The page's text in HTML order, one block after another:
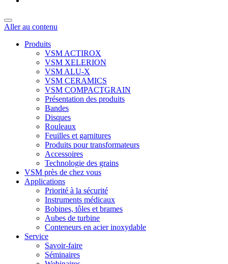
Aller au contenu
Produits
VSM ACTIROX
VSM XELERION
VSM ALU-X
VSM CERAMICS
VSM COMPACTGRAIN
Présentation des produits
Bandes
Disques
Rouleaux
Feuilles et garnitures
Produits pour transformateurs
Accessoires
Technologie des grains
VSM près de chez vous
Applications
Priorité à la sécurité
Instruments médicaux
Bobines, tôles et brames
Aubes de turbine
Conteneurs en acier inoxydable
Service
Savoir-faire
Séminaires